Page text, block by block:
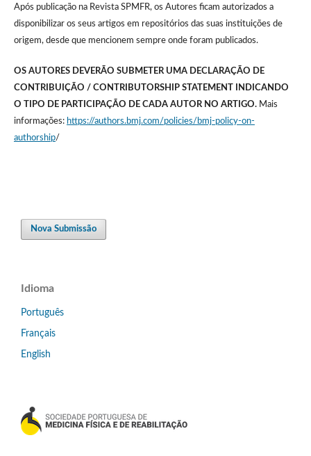
Após publicação na Revista SPMFR, os Autores ficam autorizados a
disponibilizar os seus artigos em repositórios das suas instituições de
origem, desde que mencionem sempre onde foram publicados.
OS AUTORES DEVERÃO SUBMETER UMA DECLARAÇÃO DE
CONTRIBUIÇÃO / CONTRIBUTORSHIP STATEMENT INDICANDO
O TIPO DE PARTICIPAÇÃO DE CADA AUTOR NO ARTIGO.Mais
informações: https://authors.bmj.com/policies/bmj-policy-on-
authorship/
Nova Submissão
Idioma
Português
Français
English